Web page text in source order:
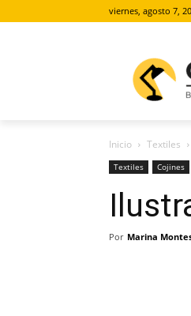
viernes, agosto 7,
Inicio Textiles
Textiles Cojines
Por Marina